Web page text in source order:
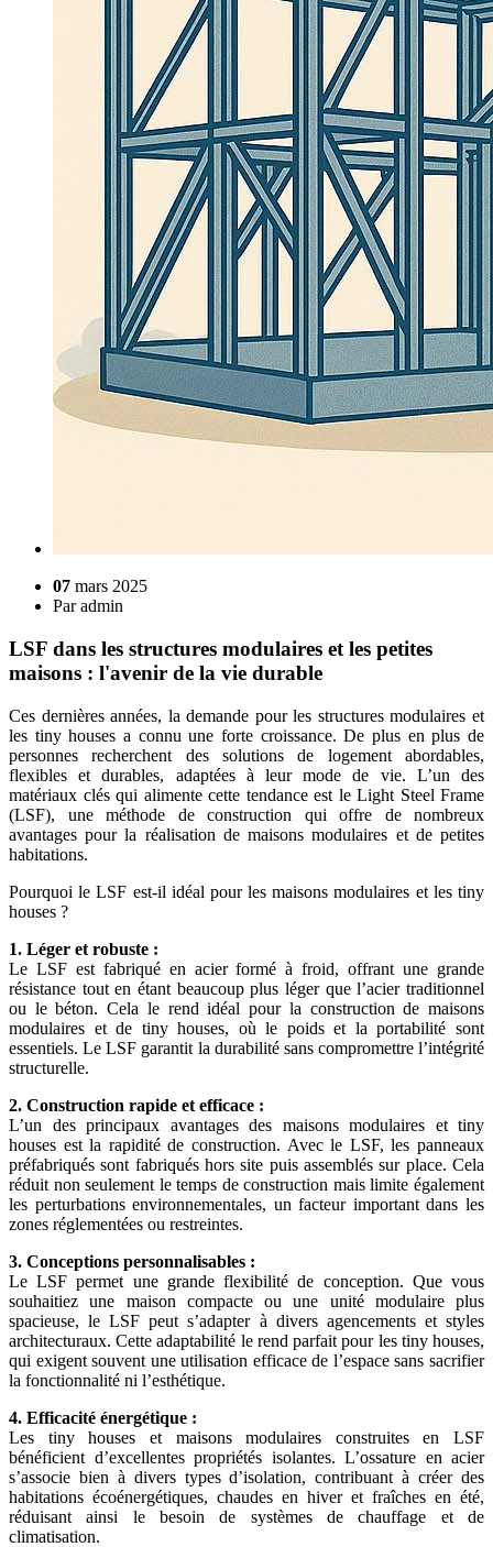
07 mars 2025
Paradmin
LSF dans les structures modulaires et les petites
maisons : l'avenir de la vie durable
Ces dernières années, la demande pour les structures modulaires et
les tiny houses a connu une forte croissance. De plus en plus de
personnes recherchent des solutions de logement abordables,
flexibles et durables, adaptées à leur mode de vie. L’un des
matériaux clés qui alimente cette tendance est le Light Steel Frame
(LSF), une méthode de construction qui offre de nombreux
avantages pour la réalisation de maisons modulaires et de petites
habitations.
Pourquoi le LSF est-il idéal pour les maisons modulaires et les tiny
houses ?
1. Léger et robuste :
Le LSF est fabriqué en acier formé à froid, offrant une grande
résistance tout en étant beaucoup plus léger que l’acier traditionnel
ou le béton. Cela le rend idéal pour la construction de maisons
modulaires et de tiny houses, où le poids et la portabilité sont
essentiels. Le LSF garantit la durabilité sans compromettre l’intégrité
structurelle.
2. Construction rapide et efficace :
L’un des principaux avantages des maisons modulaires et tiny
houses est la rapidité de construction. Avec le LSF, les panneaux
préfabriqués sont fabriqués hors site puis assemblés sur place. Cela
réduit non seulement le temps de construction mais limite également
les perturbations environnementales, un facteur important dans les
zones réglementées ou restreintes.
3. Conceptions personnalisables :
Le LSF permet une grande flexibilité de conception. Que vous
souhaitiez une maison compacte ou une unité modulaire plus
spacieuse, le LSF peut s’adapter à divers agencements et styles
architecturaux. Cette adaptabilité le rend parfait pour les tiny houses,
qui exigent souvent une utilisation efficace de l’espace sans sacrifier
la fonctionnalité ni l’esthétique.
4. Efficacité énergétique :
Les tiny houses et maisons modulaires construites en LSF
bénéficient d’excellentes propriétés isolantes. L’ossature en acier
s’associe bien à divers types d’isolation, contribuant à créer des
habitations écoénergétiques, chaudes en hiver et fraîches en été,
réduisant ainsi le besoin de systèmes de chauffage et de
climatisation.